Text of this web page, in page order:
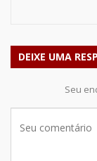
DEIXE UMA
Seu